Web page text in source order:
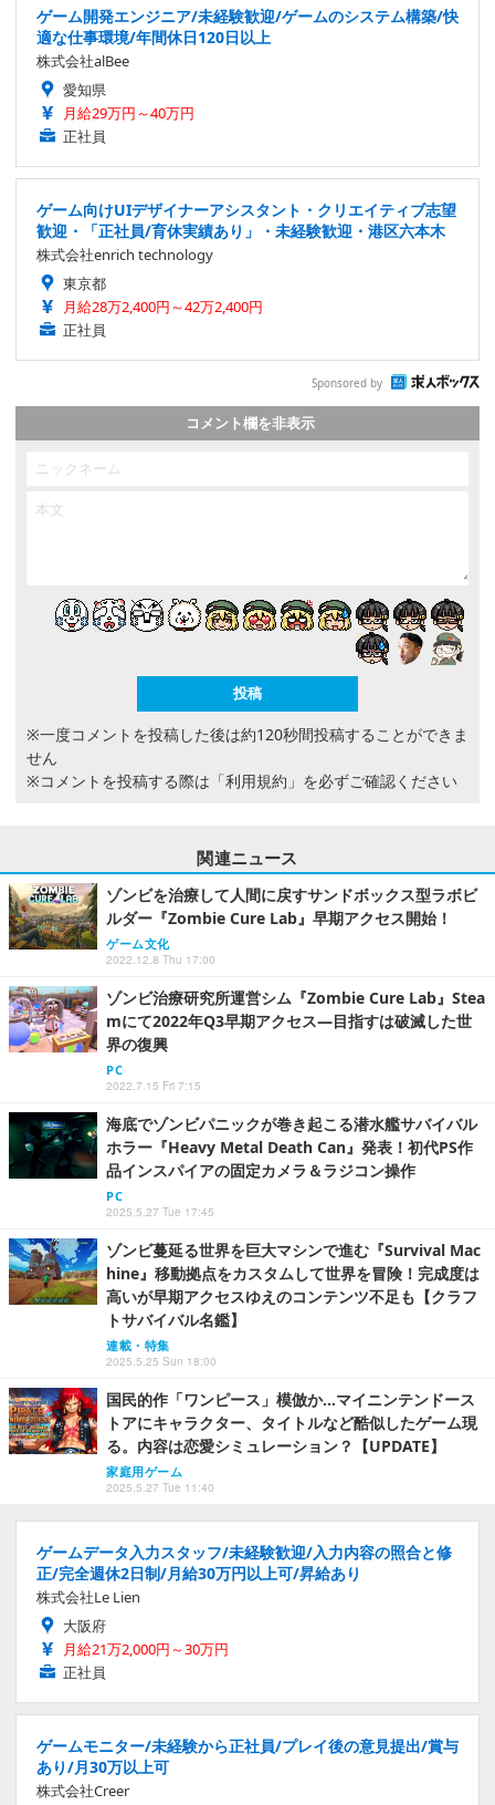
ゲーム開発エンジニア/未経験歓迎/ゲームのシステム構築/快
適な仕事環境/年間休日120日以上
株式会社alBee
愛知県
月給29万円～40万円
正社員
ゲーム向けUIデザイナーアシスタント・クリエイティブ志望
歓迎・「正社員/育休実績あり」・未経験歓迎・港区六本木
株式会社enrich technology
東京都
月給28万2,400円～42万2,400円
正社員
Sponsored by
コメント欄を非表示
※一度コメントを投稿した後は約120秒間投稿することができま
せん
※コメントを投稿する際は 「利用規約」 を必ずご確認ください
関連ニュース
ゾンビを治療して人間に戻すサンドボックス型ラボビ
ルダー『Zombie Cure Lab』早期アクセス開始！
ゲーム文化
2022.12.8 Thu 17:00
ゾンビ治療研究所運営シム『Zombie Cure Lab』Stea
mにて2022年Q3早期アクセス―目指すは破滅した世
界の復興
PC
2022.7.15 Fri 7:15
海底でゾンビパニックが巻き起こる潜水艦サバイバル
ホラー『Heavy Metal Death Can』発表！初代PS作
品インスパイアの固定カメラ＆ラジコン操作
PC
2025.5.27 Tue 17:45
ゾンビ蔓延る世界を巨大マシンで進む『Survival Mac
hine』移動拠点をカスタムして世界を冒険！完成度は
高いが早期アクセスゆえのコンテンツ不足も【クラフ
トサバイバル名鑑】
連載・特集
2025.5.25 Sun 18:00
国民的作「ワンピース」模倣か…マイニンテンドース
トアにキャラクター、タイトルなど酷似したゲーム現
る。内容は恋愛シミュレーション？【UPDATE】
家庭用ゲーム
2025.5.27 Tue 11:40
ゲームデータ入力スタッフ/未経験歓迎/入力内容の照合と修
正/完全週休2日制/月給30万円以上可/昇給あり
株式会社Le Lien
大阪府
月給21万2,000円～30万円
正社員
ゲームモニター/未経験から正社員/プレイ後の意見提出/賞与
あり/月30万以上可
株式会社Creer